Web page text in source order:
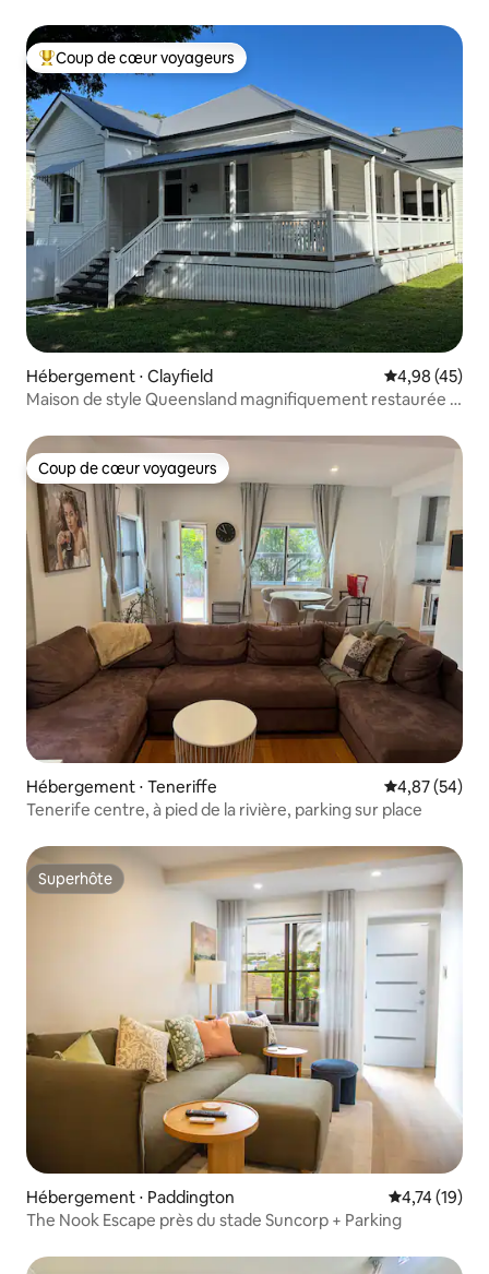
Coups de cœur voyageurs les plus appréciés
Coup de cœur voyageurs
Hébergement ⋅ Clayfield Évaluation
4,98 (45)
Maison de style Queensland magnifiquement restaurée à
Coup de cœur voyageurs
Coup de cœur voyageurs
Hébergement ⋅ Teneriffe Évaluation
4,87 (54)
Tenerife centre, à pied de la rivière, parking sur place
Superhôte
Superhôte
Hébergement ⋅ Paddington Évaluation
4,74 (19)
The Nook Escape près du stade Suncorp + Parking